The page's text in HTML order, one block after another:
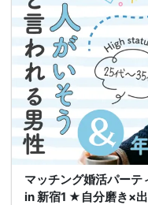
マッチング婚活パー
in 新宿1 ★自分磨き×